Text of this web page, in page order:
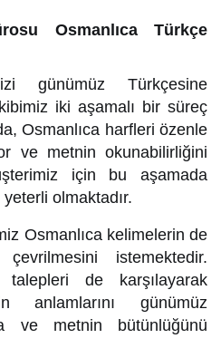
Osmanlıca Türkçe
günümüz Türkçesine
iki aşamalı bir süreç
Osmanlıca harfleri özenle
ve metnin okunabilirliğini
için bu aşamada
olmaktadır.
Osmanlıca kelimelerin de
istemektedir.
de karşılayarak
anlamlarını günümüz
ve metnin bütünlüğünü